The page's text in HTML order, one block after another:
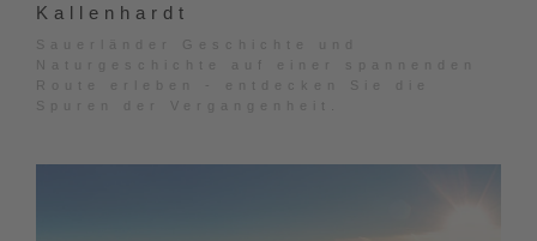
Kallenhardt
Sauerländer Geschichte und
Naturgeschichte auf einer spannenden
Route erleben - entdecken Sie die
Spuren der Vergangenheit.